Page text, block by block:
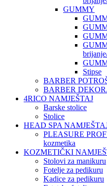
GUMMY
Stipse
BARBER
BARBER
4RICO NAMJEŠTAJ
Barske stolice
Stolice
HEAD SPA
PLEASURE
kozmetika
KOZMETIČKI
Stolovi za manikuru
Fotelje za pedikuru
Kadice za pedikuru